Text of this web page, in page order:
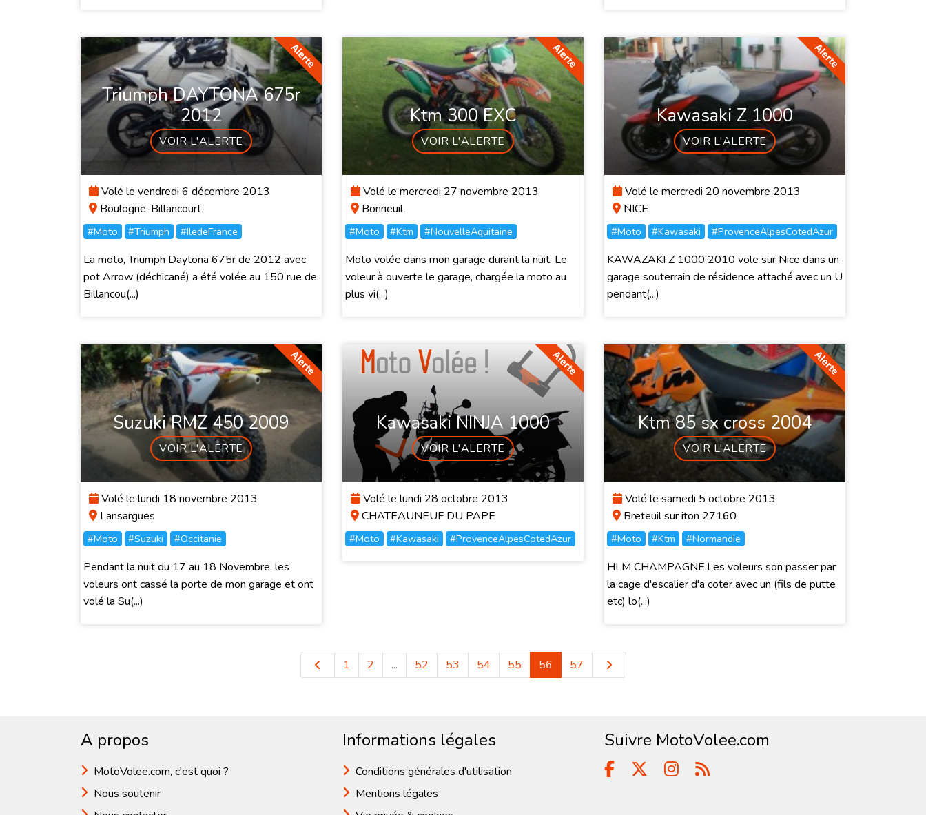
Triumph DAYTONA 675r
2012
VOIR L'ALERTE
Volé le vendredi 6 décembre 2013
Boulogne-Billancourt
#Moto #Triumph #IledeFrance
La moto, Triumph Daytona 675r de 2012 avec
pot Arrow (déchicané) a été volée au 150 rue de
Billancou(...)
Ktm 300 EXC
VOIR L'ALERTE
Volé le mercredi 27 novembre 2013
Bonneuil
#Moto #Ktm #NouvelleAquitaine
Moto volée dans mon garage durant la nuit. Le
voleur à ouverte le garage, chargée la moto au
plus vi(...)
Kawasaki Z 1000
VOIR L'ALERTE
Volé le mercredi 20 novembre 2013
NICE
#Moto #Kawasaki #ProvenceAlpesCotedAzur
KAWAZAKI Z 1000 2010 vole sur Nice dans un
garage souterrain de résidence attaché avec un U
pendant(...)
Suzuki RMZ 450 2009
VOIR L'ALERTE
Volé le lundi 18 novembre 2013
Lansargues
#Moto #Suzuki #Occitanie
Pendant la nuit du 17 au 18 Novembre, les
voleurs ont cassé la porte de mon garage et ont
volé la Su(...)
Kawasaki NINJA 1000
VOIR L'ALERTE
Volé le lundi 28 octobre 2013
CHATEAUNEUF DU PAPE
#Moto #Kawasaki #ProvenceAlpesCotedAzur
Ktm 85 sx cross 2004
VOIR L'ALERTE
Volé le samedi 5 octobre 2013
Breteuil sur iton 27160
#Moto #Ktm #Normandie
HLM CHAMPAGNE.Les voleurs son passer par
la cage d'escalier d'a coter avec un (fils de putte
etc) lo(...)
1 2 ... 52 53 54 55 56 57
A propos
MotoVolee.com, c'est quoi ?
Nous soutenir
Informations légales
Conditions générales d'utilisation
Mentions légales
Suivre MotoVolee.com